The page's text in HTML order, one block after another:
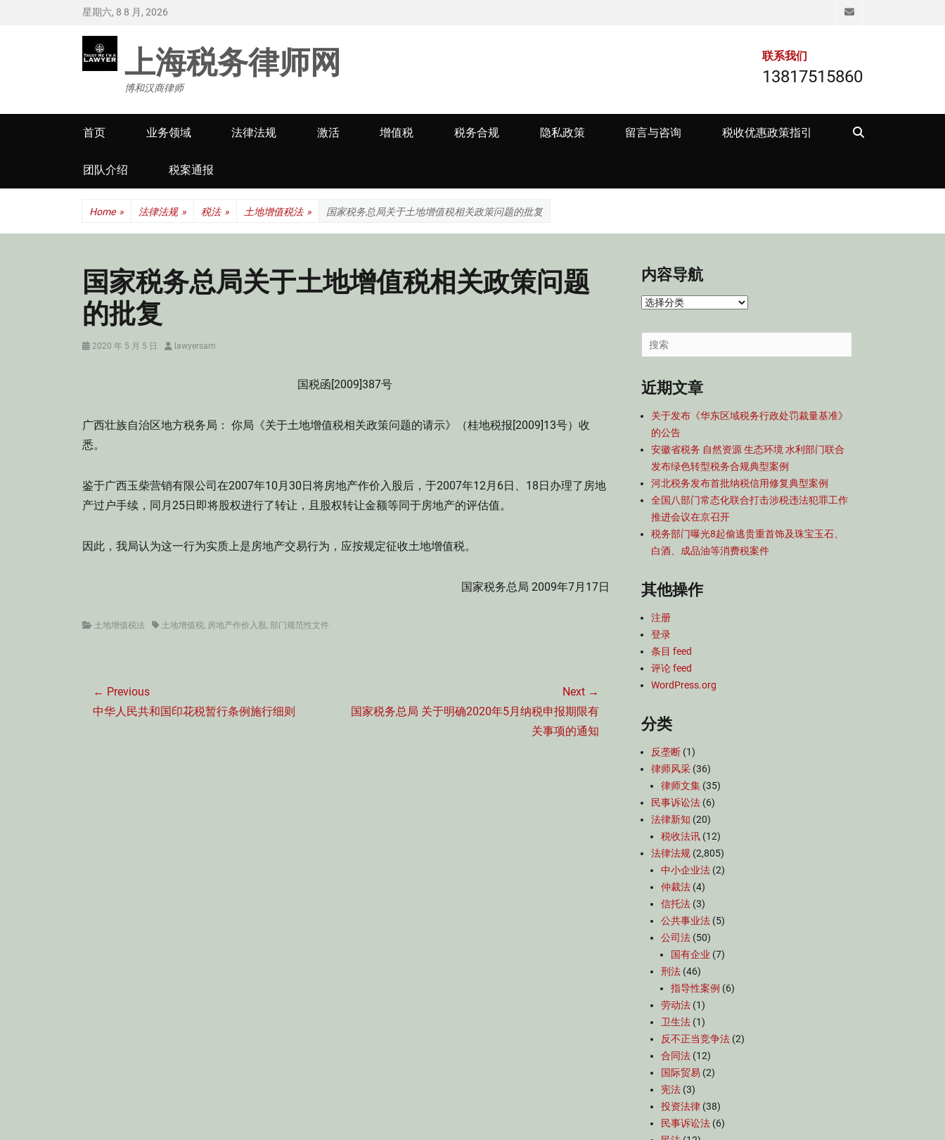
星期六, 8 8 月, 2026 Email
上海税务律师网
博和汉商律师
联系我们
13817515860
Primary
menu
首页 业务领域 法律法规 激活 增值税 税务合规 隐私政策 留言与咨询 税收优惠政策指引
团队介绍 税案通报
Home » 法律法规 » 税法 » 土地增值税法 » 国家税务总局关于土地增值税相关政策问题的批复
国家税务总局关于土地增值税相关政策问题
的批复
Posted
2020 年 5 月 5 日 Authorlawyersam
国税函[2009]387号
广西壮族自治区地方税务局： 你局《关于土地增值税相关政策问题的请示》（桂地税报[2009]13号）收
悉。
鉴于广西玉柴营销有限公司在2007年10月30日将房地产作价入股后，于2007年12月6日、18日办理了房地
产过户手续，同月25日即将股权进行了转让，且股权转让金额等同于房地产的评估值。
因此，我局认为这一行为实质上是房地产交易行为，应按规定征收土地增值税。
国家税务总局 2009年7月17日
Categories
土地增值税法 Tags土地增值税, 房地产作价入股, 部门规范性文件
章
导
← Previous
Previous
中华人民共和国印花税暂行条例施行细则
Next →
Next
国家税务总局 关于明确2020年5月纳税申报期限有
关事项的通知
内容导航
内
导
航
Search
for:
近期文章
关于发布《华东区域税务行政处罚裁量基准》
的公告
安徽省税务 自然资源 生态环境 水利部门联合
发布绿色转型税务合规典型案例
河北税务发布首批纳税信用修复典型案例
全国八部门常态化联合打击涉税违法犯罪工作
推进会议在京召开
税务部门曝光8起偷逃贵重首饰及珠宝玉石、
白酒、成品油等消费税案件
其他操作
注册
登录
条目 feed
评论 feed
WordPress.org
分类
反垄断 (1)
律师风采 (36)
律师文集 (35)
民事诉讼法 (6)
法律新知 (20)
税收法讯 (12)
法律法规 (2,805)
中小企业法 (2)
仲裁法 (4)
信托法 (3)
公共事业法 (5)
公司法 (50)
国有企业 (7)
刑法 (46)
指导性案例 (6)
劳动法 (1)
卫生法 (1)
反不正当竞争法 (2)
合同法 (12)
国际贸易 (2)
宪法 (3)
投资法律 (38)
民事诉讼法 (6)